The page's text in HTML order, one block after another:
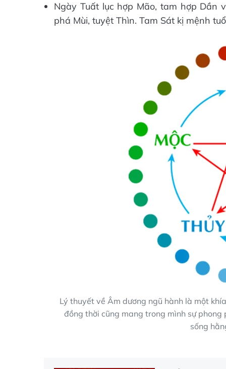
Ngày Tuất lục hợp Mão, tam hợp Dần
phá Mùi, tuyệt Thìn. Tam Sát kị mệnh
Lý thuyết về Âm dương ngũ hành là một
đồng thời cũng mang trong mình sự
sống